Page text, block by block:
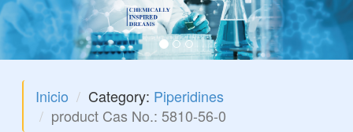
Inicio Category: Piperidines
product Cas No.: 5810-56-0